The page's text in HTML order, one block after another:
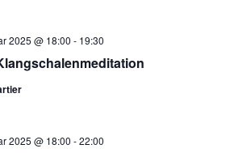
2025 @ 18:00 - 19:30
2025 @ 18:00 -22:00